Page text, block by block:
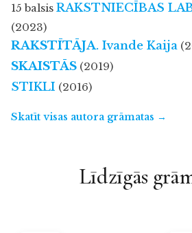
15 balsis RAKSTNIECĪBAS
(2023)
RAKSTĪTĀJA. Ivande Kaija
SKAISTĀS (2019)
STIKLI (2016)
Skatīt visas autora grāmatas →
Līdzīgās